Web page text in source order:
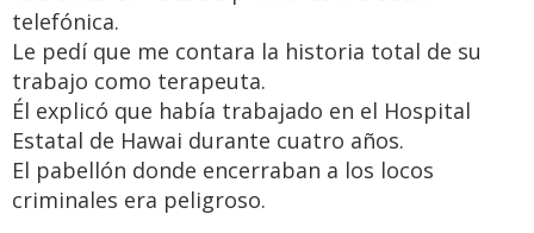
telefónica.
Le pedí que me contara la historia total de su
trabajo como terapeuta.
Él explicó que había trabajado en el Hospital
Estatal de Hawai durante cuatro años.
El pabellón donde encerraban a los locos
criminales era peligroso.